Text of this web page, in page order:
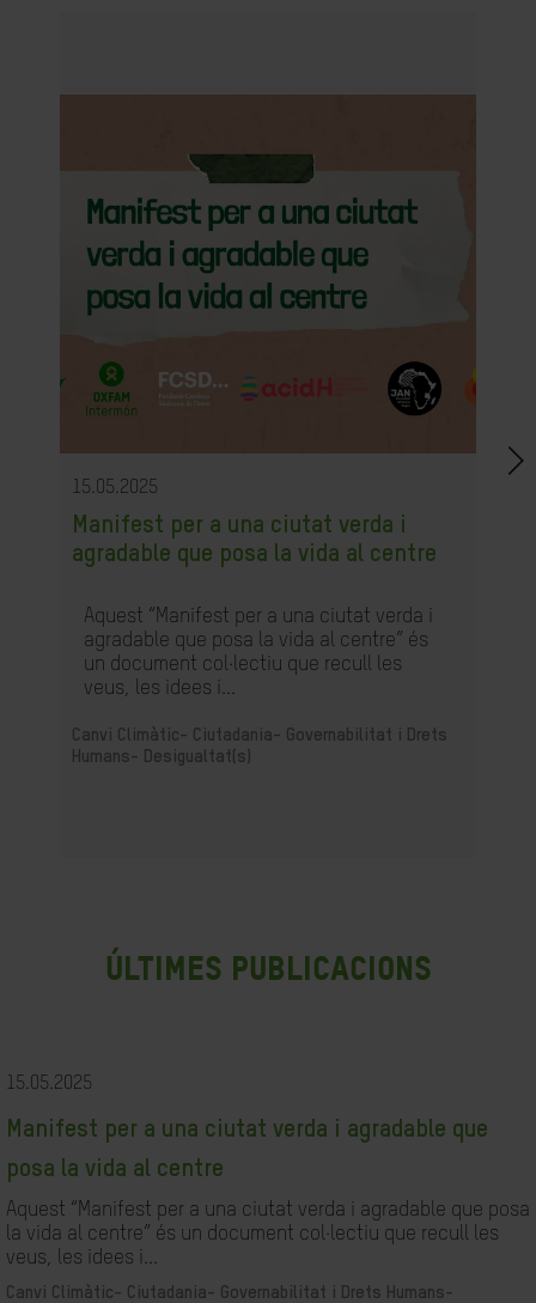
15.05.2025
Manifest per a una ciutat verda i
agradable que posa la vida al centre
Aquest “Manifest per a una ciutat verda i
agradable que posa la vida al centre” és
un document col·lectiu que recull les
veus, les idees i...
Canvi Climàtic-
Ciutadania- Governabilitat i Drets
Humans-
Desigualtat(s)
últimes publicacions
15.05.2025
Manifest per a una ciutat verda i agradable que
posa la vida al centre
Aquest “Manifest per a una ciutat verda i agradable que posa
la vida al centre” és un document col·lectiu que recull les
veus, les idees i...
Canvi Climàtic-
Ciutadania- Governabilitat i Drets Humans-